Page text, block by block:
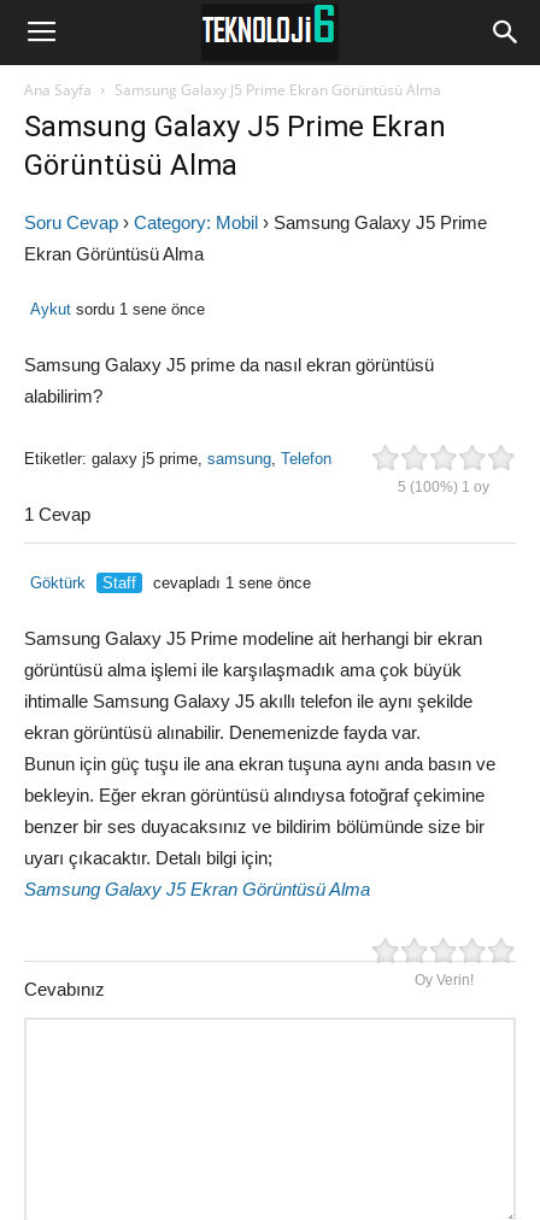
www.Teknoloji6.com
Ana Sayfa Samsung Galaxy J5 Prime Ekran Görüntüsü Alma
Samsung Galaxy J5 Prime Ekran
Görüntüsü Alma
Soru Cevap › Category: Mobil › Samsung Galaxy J5 Prime
Ekran Görüntüsü Alma
Aykut sordu 1 sene önce
Samsung Galaxy J5 prime da nasıl ekran görüntüsü
alabilirim?
5 (100%) 1 oy
Etiketler: galaxy j5 prime, samsung, Telefon
1 Cevap
Göktürk Staff cevapladı 1 sene önce
Samsung Galaxy J5 Prime modeline ait herhangi bir ekran
görüntüsü alma işlemi ile karşılaşmadık ama çok büyük
ihtimalle Samsung Galaxy J5 akıllı telefon ile aynı şekilde
ekran görüntüsü alınabilir. Denemenizde fayda var.
Bunun için güç tuşu ile ana ekran tuşuna aynı anda basın ve
bekleyin. Eğer ekran görüntüsü alındıysa fotoğraf çekimine
benzer bir ses duyacaksınız ve bildirim bölümünde size bir
uyarı çıkacaktır. Detalı bilgi için;
Samsung Galaxy J5 Ekran Görüntüsü Alma
Oy Verin!
Cevabınız